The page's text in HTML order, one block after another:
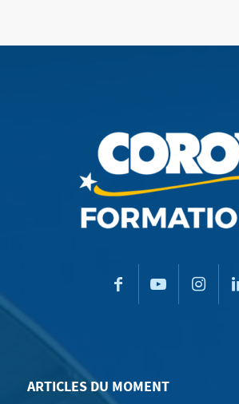
ARTICLES DU MOMENT